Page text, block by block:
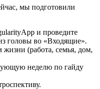
мы подготовили
и проведите
головы во «Входящие».
(работа, семья, дом,
неделю по гайду